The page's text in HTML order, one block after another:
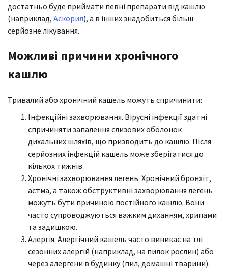
достатньо буде приймати певні препарати від кашлю
(наприклад, Аскорил), а в інших знадобиться більш
серйозне лікування.
Можливі причини хронічного
кашлю
Тривалий або хронічний кашель можуть спричинити:
Інфекційні захворювання. Вірусні інфекції здатні
спричиняти запалення слизових оболонок
дихальних шляхів, що призводить до кашлю. Після
серйозних інфекцій кашель може зберігатися до
кількох тижнів.
Хронічні захворювання легень. Хронічний бронхіт,
астма, а також обструктивні захворювання легень
можуть бути причиною постійного кашлю. Вони
часто супроводжуються важким диханням, хрипами
та задишкою.
Алергія. Алергічний кашель часто виникає на тлі
сезонних алергій (наприклад, на пилок рослин) або
через алергени в будинку (пил, домашні тварини).